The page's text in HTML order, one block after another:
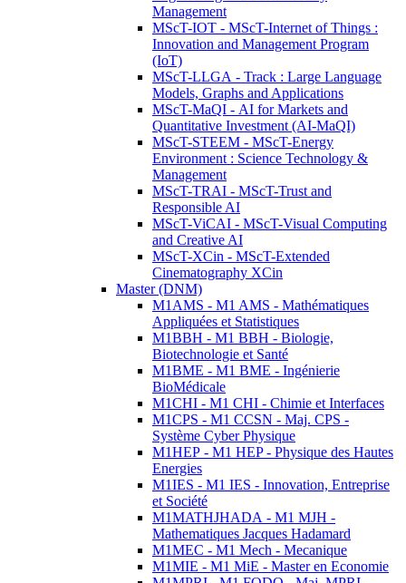
Management
MScT-IOT - MScT-Internet of Things :
Innovation and Management Program
(IoT)
MScT-LLGA - Track : Large Language
Models, Graphs and Applications
MScT-MaQI - AI for Markets and
Quantitative Investment (AI-MaQI)
MScT-STEEM - MScT-Energy
Environment : Science Technology &
Management
MScT-TRAI - MScT-Trust and
Responsible AI
MScT-ViCAI - MScT-Visual Computing
and Creative AI
MScT-XCin - MScT-Extended
Cinematography XCin
Master (DNM)
M1AMS - M1 AMS - Mathématiques
Appliquées et Statistiques
M1BBH - M1 BBH - Biologie,
Biotechnologie et Santé
M1BME - M1 BME - Ingénierie
BioMédicale
M1CHI - M1 CHI - Chimie et Interfaces
M1CPS - M1 CCSN - Maj. CPS -
Système Cyber Physique
M1HEP - M1 HEP - Physique des Hautes
Energies
M1IES - M1 IES - Innovation, Entreprise
et Société
M1MATHJHADA - M1 MJH -
Mathematiques Jacques Hadamard
M1MEC - M1 Mech - Mecanique
M1MIE - M1 MiE - Master en Economie